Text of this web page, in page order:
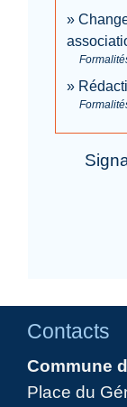
Contacts
Commune
Place du